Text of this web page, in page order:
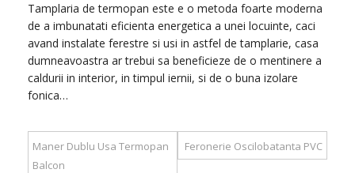
Tamplaria de termopan este e o metoda foarte moderna
de a imbunatati eficienta energetica a unei locuinte, caci
avand instalate ferestre si usi in astfel de tamplarie, casa
dumneavoastra ar trebui sa beneficieze de o mentinere a
caldurii in interior, in timpul iernii, si de o buna izolare
fonica…
Maner Dublu Usa Termopan
Balcon
Feronerie Oscilobatanta PVC